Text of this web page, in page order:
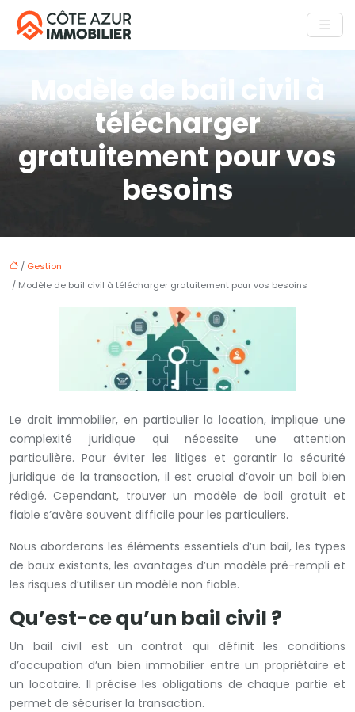
Modèle de bail civil à
télécharger
gratuitement pour vos
besoins
/ Gestion
/ Modèle de bail civil à télécharger gratuitement pour vos besoins
Le droit immobilier, en particulier la location, implique une
complexité juridique qui nécessite une attention
particulière. Pour éviter les litiges et garantir la sécurité
juridique de la transaction, il est crucial d’avoir un bail bien
rédigé. Cependant, trouver un modèle de bail gratuit et
fiable s’avère souvent difficile pour les particuliers.
Nous aborderons les éléments essentiels d’un bail, les types
de baux existants, les avantages d’un modèle pré-rempli et
les risques d’utiliser un modèle non fiable.
Qu’est-ce qu’un bail civil ?
Un bail civil est un contrat qui définit les conditions
d’occupation d’un bien immobilier entre un propriétaire et
un locataire. Il précise les obligations de chaque partie et
permet de sécuriser la transaction.